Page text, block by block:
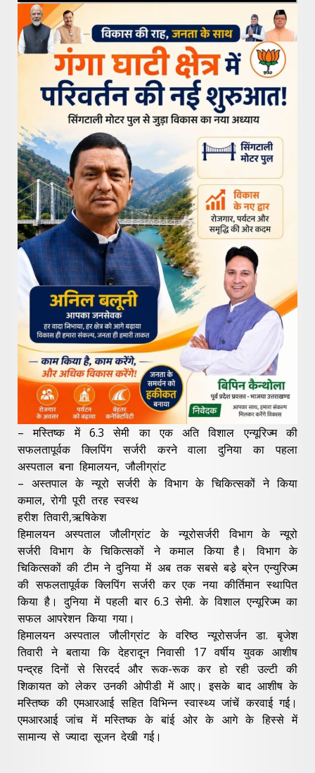
– मस्तिष्क में 6.3 सेमी का एक अति विशाल एन्यूरिज्म की
सफलतापूर्वक क्लिपिंग सर्जरी करने वाला दुनिया का पहला
अस्पताल बना हिमालयन, जौलीग्रांट
– अस्तपाल के न्यूरो सर्जरी के विभाग के चिकित्सकों ने किया
कमाल, रोगी पूरी तरह स्वस्थ
हरीश तिवारी,ऋषिकेश
हिमालयन अस्पताल जौलीग्रांट के न्यूरोसर्जरी विभाग के न्यूरो
सर्जरी विभाग के चिकित्सकों ने कमाल किया है। विभाग के
चिकित्सकों की टीम ने दुनिया में अब तक सबसे बडे़ ब्रेन एन्युरिज्म
की सफलतापूर्वक क्लिपिंग सर्जरी कर एक नया कीर्तिमान स्थापित
किया है। दुनिया में पहली बार 6.3 सेमी. के विशाल एन्यूरिज्म का
सफल आपरेशन किया गया।
हिमालयन अस्पताल जौलीग्रांट के वरिष्ठ न्यूरोसर्जन डा. बृजेश
तिवारी ने बताया कि देहरादून निवासी 17 वर्षीय युवक आशीष
पन्द्रह दिनों से सिरदर्द और रूक-रूक कर हो रही उल्टी की
शिकायत को लेकर उनकी ओपीडी में आए। इसके बाद आशीष के
मस्तिष्क की एमआरआई सहित विभिन्न स्वास्थ्य जांचें करवाई गई।
एमआरआई जांच में मस्तिष्क के बांई ओर के आगे के हिस्से में
सामान्य से ज्यादा सूजन देखी गई।